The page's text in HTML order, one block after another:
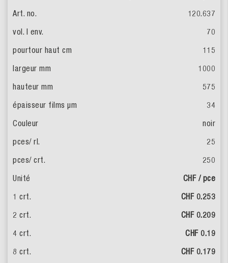
120.637
70
115
1000
575
34
noir
25
250
CHF / pce
CHF 0.253
CHF 0.209
CHF 0.19
CHF 0.179